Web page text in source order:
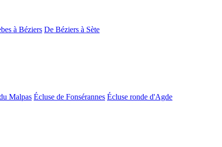
à Béziers De Béziers à Sète
Malpas Écluse de Fonsérannes Écluse ronde d'Agde